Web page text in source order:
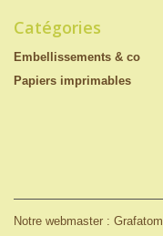
Catégories
Embellissements & co
Papiers imprimables
Notre webmaster : Grafatom